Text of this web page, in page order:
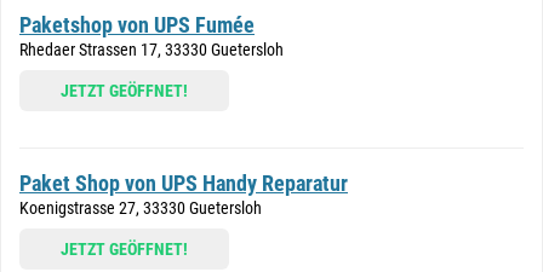
Paketshop von UPS Fumée
Rhedaer Strassen 17, 33330 Guetersloh
JETZT GEÖFFNET!
Paket Shop von UPS Handy Reparatur
Koenigstrasse 27, 33330 Guetersloh
JETZT GEÖFFNET!